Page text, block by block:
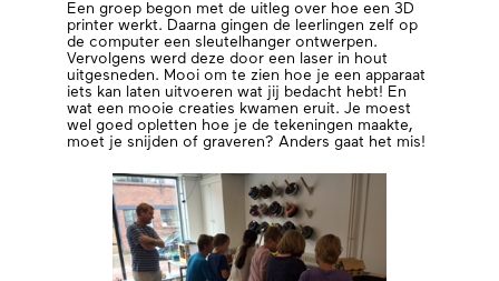
Een groep begon met de uitleg over hoe een 3D
printer werkt. Daarna gingen de leerlingen zelf op
de computer een sleutelhanger ontwerpen.
Vervolgens werd deze door een laser in hout
uitgesneden. Mooi om te zien hoe je een apparaat
iets kan laten uitvoeren wat jij bedacht hebt! En
wat een mooie creaties kwamen eruit. Je moest
wel goed opletten hoe je de tekeningen maakte,
moet je snijden of graveren? Anders gaat het mis!